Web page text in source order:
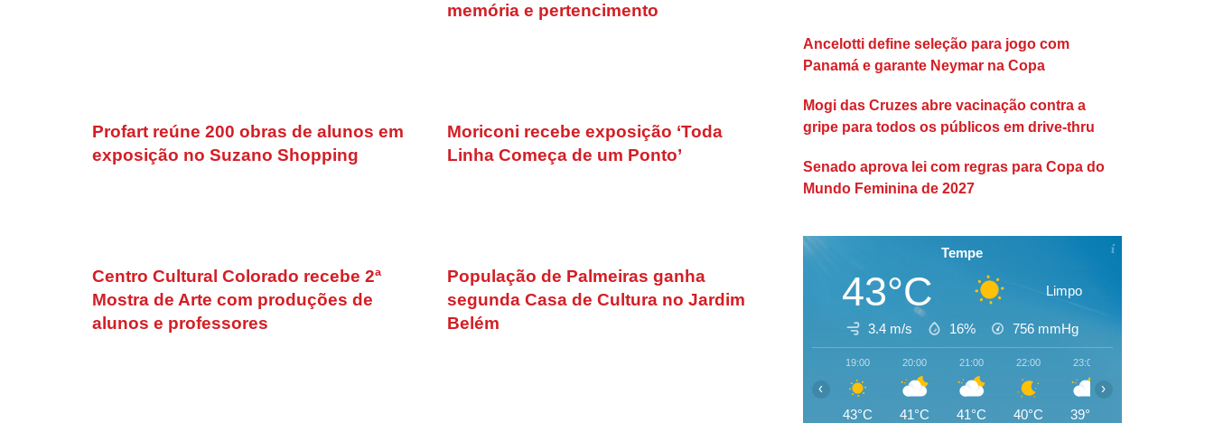
memória e pertencimento
Profart reúne 200 obras de alunos em
exposição no Suzano Shopping
Moriconi recebe exposição ‘Toda
Linha Começa de um Ponto’
Centro Cultural Colorado recebe 2ª
Mostra de Arte com produções de
alunos e professores
População de Palmeiras ganha
segunda Casa de Cultura no Jardim
Belém
Ancelotti define seleção para jogo com
Panamá e garante Neymar na Copa
Mogi das Cruzes abre vacinação contra a
gripe para todos os públicos em drive-thru
Senado aprova lei com regras para Copa do
Mundo Feminina de 2027
Tempe
43°C Limpo
3.4 m/s 16% 756 mmHg
19:00
43°C
20:00
41°C
21:00
41°C
22:00
40°C
23:00
39°C
‹ ›